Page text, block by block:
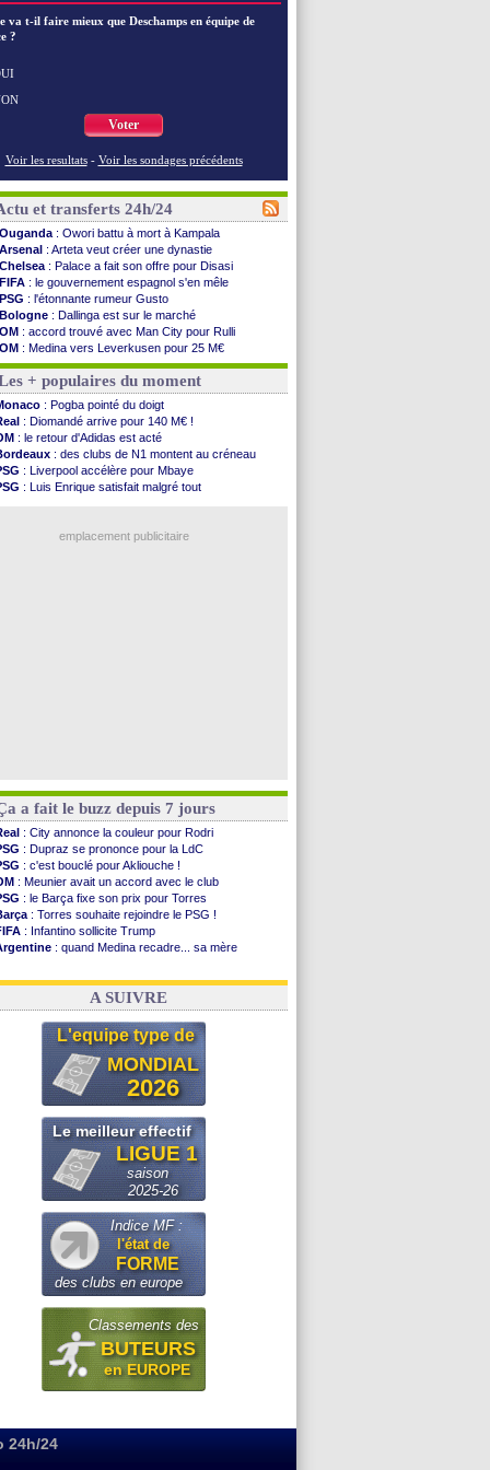
va t-il faire mieux que Deschamps en équipe de
?
Voter
Voir les resultats - Voir les sondages précédents
et transferts 24h/24
Ouganda : Owori battu à mort à Kampala
Arsenal : Arteta veut créer une dynastie
Chelsea : Palace a fait son offre pour Disasi
FIFA : le gouvernement espagnol s'en mêle
PSG : l'étonnante rumeur Gusto
Bologne : Dallinga est sur le marché
OM : accord trouvé avec Man City pour Rulli
OM : Medina vers Leverkusen pour 25 M€
Uruguay: Forlan nommé sélectionneur (officiel)
Séville : Juanlu signe à Bournemouth (officiel)
PSG: Ndjantou heureux d'avoir rejoué
Real: Diomandé pour 140 M€ ! (officiel)
Man City: Rodri préfère le Barça au Real !
Rennes: Aït Boudlal veut rejoindre Fulham
Aston Villa: Liverpool cible aussi Konsa
OM : une approche pour Diatta
Le Havre : Diaw va signer à Lille
: Al-Khelaïfi président ? Tebas dit non
+ populaires du moment
: Pogba pointé du doigt
: Diomandé arrive pour 140 M€ !
: le retour d'Adidas est acté
: des clubs de N1 montent au créneau
: Liverpool accélère pour Mbaye
: Luis Enrique satisfait malgré tout
emplacement publicitaire
a fait le buzz depuis 7 jours
: City annonce la couleur pour Rodri
: Dupraz se prononce pour la LdC
: c'est bouclé pour Akliouche !
: Meunier avait un accord avec le club
: le Barça fixe son prix pour Torres
: Torres souhaite rejoindre le PSG !
: Infantino sollicite Trump
: quand Medina recadre... sa mère
: Paixão attire un 2e club anglais
A SUIVRE
L'equipe type de
MONDIAL
2026
Le meilleur effectif
LIGUE 1
saison
2025-26
Indice MF :
l'état de
FORME
des clubs en europe
Classements des
BUTEURS
en EUROPE
24h/24